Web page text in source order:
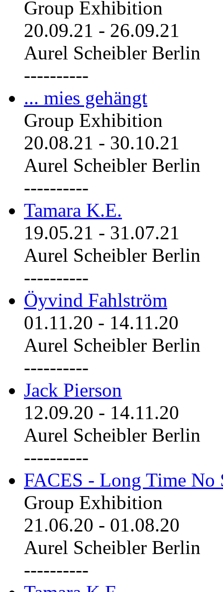
Group Exhibition
20.09.21 - 26.09.21
Aurel Scheibler Berlin
----------
... mies gehängt
Group Exhibition
20.08.21 - 30.10.21
Aurel Scheibler Berlin
----------
Tamara K.E.
19.05.21 - 31.07.21
Aurel Scheibler Berlin
----------
Öyvind Fahlström
01.11.20 - 14.11.20
Aurel Scheibler Berlin
----------
Jack Pierson
12.09.20 - 14.11.20
Aurel Scheibler Berlin
----------
FACES - Long Time No
Group Exhibition
21.06.20 - 01.08.20
Aurel Scheibler Berlin
----------